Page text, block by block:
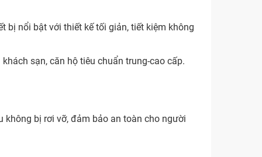
bị nổi bật với thiết kế tối giản, tiết kiệm không
sạn, căn hộ tiêu chuẩn trung-cao cấp.
không bị rơi vỡ, đảm bảo an toàn cho người